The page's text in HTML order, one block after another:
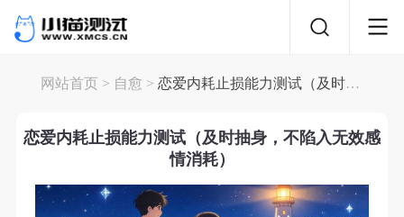
网站首页 > 自愈 > 恋爱内耗止损能力测试（及时抽身，不陷入无效感情消耗）
恋爱内耗止损能力测试（及时抽身，不陷入无效感
情消耗）